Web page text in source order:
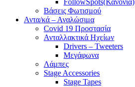
FollowSpots(Κανόνια)
Βάσεις Φωτισμού
Αντα/κά – Αναλώσιμα
Covid 19 Προστασία
Ανταλλακτικά Ηχείων
Drivers – Tweeters
Μεγάφωνα
Λάμπες
Stage Accessories
Stage Tapes